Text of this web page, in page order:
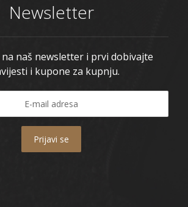
Newsletter
naš newsletter i prvi dobivajte
i kupone za kupnju.
Prijavi se